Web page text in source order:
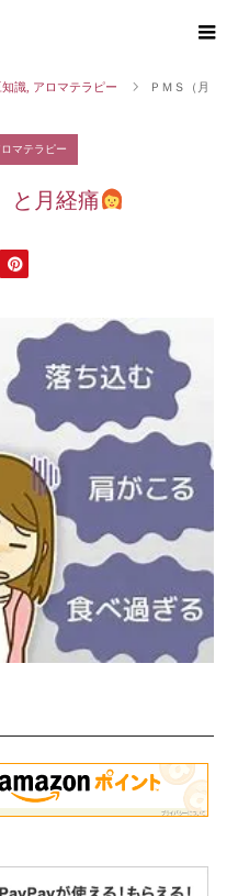
識 アロマテラピー
ＰＭＳ（月
ロマテラピー
と月経痛